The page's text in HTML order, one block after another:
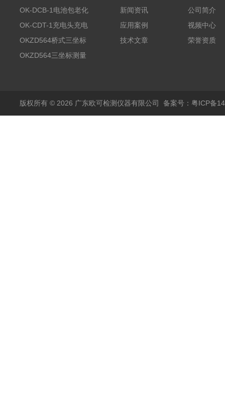
OK-DCB-1电池包老化
测试系统
OK-CDT-1充电头充电
宝测试系统
OKZD564桥式三坐标
测量仪
OKZD564三坐标测量
新闻资讯
应用案例
技术文章
公司简介
视频中心
荣誉资质
版权所有 © 2026 广东欧可检测仪器有限公司 备案号：粤ICP备